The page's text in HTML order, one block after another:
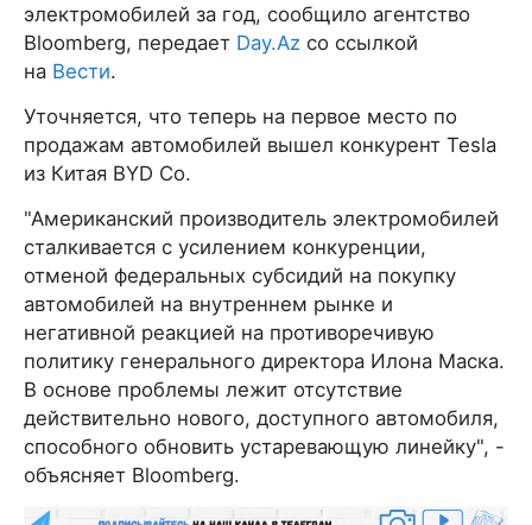
электромобилей за год, сообщило агентство
Bloomberg, передает Day.Az со ссылкой
на Вести.
Уточняется, что теперь на первое место по
продажам автомобилей вышел конкурент Tesla
из Китая BYD Co.
"Американский производитель электромобилей
сталкивается с усилением конкуренции,
отменой федеральных субсидий на покупку
автомобилей на внутреннем рынке и
негативной реакцией на противоречивую
политику генерального директора Илона Маска.
В основе проблемы лежит отсутствие
действительно нового, доступного автомобиля,
способного обновить устаревающую линейку", -
объясняет Bloomberg.